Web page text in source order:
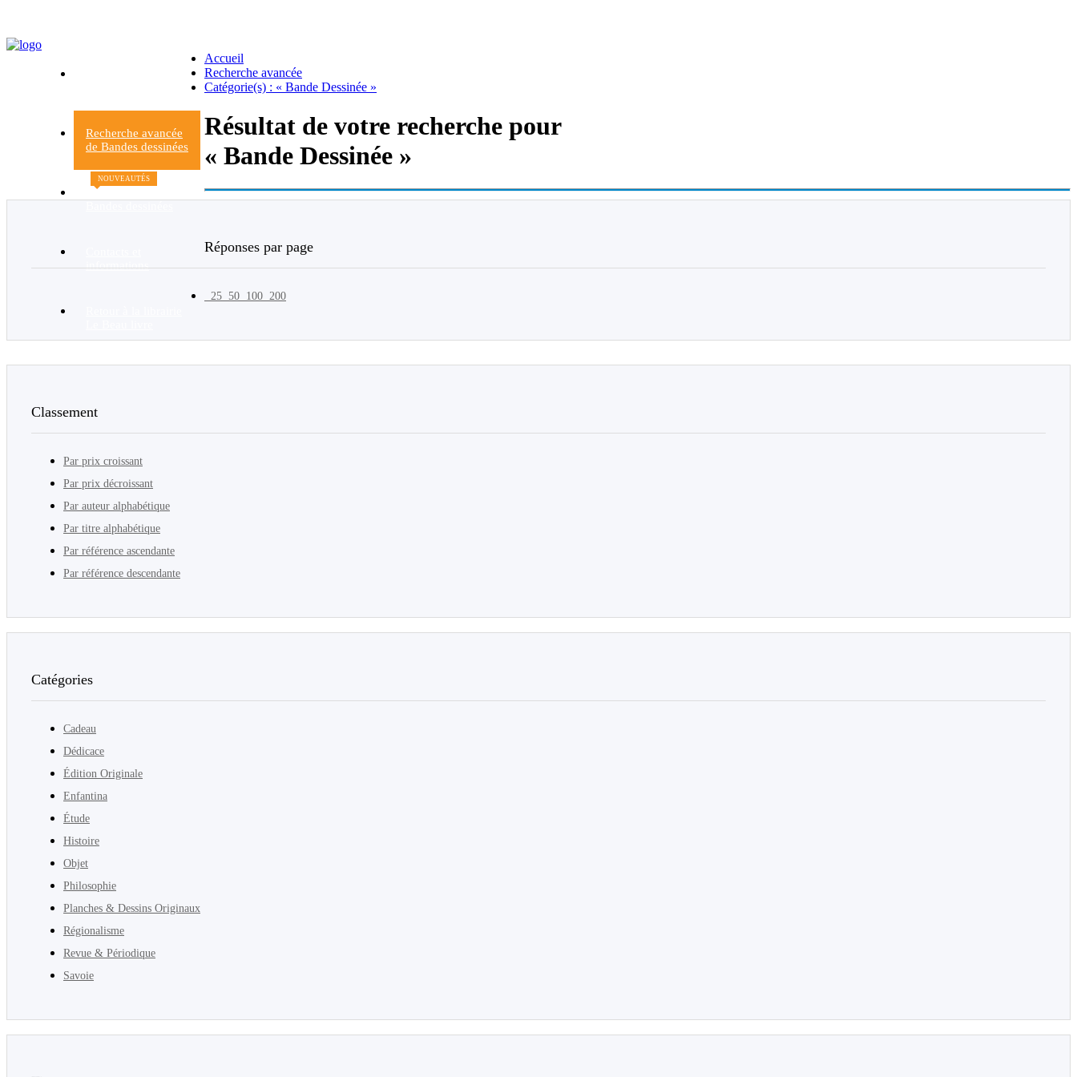
Recherche avancée
de Bandes dessinées
Nouvelles
NOUVEAUTÉS
informations
Accueil
Recherche avancée
Catégorie(s) : « Bande Dessinée »
Résultat de votre recherche pour
« Bande Dessinée »
Réponses par page
25 50 100 200
Classement
Par prix croissant
Par prix décroissant
Par auteur alphabétique
Par titre alphabétique
Par référence ascendante
Par référence descendante
Catégories
Cadeau
Dédicace
Édition Originale
Enfantina
Étude
Histoire
Objet
Philosophie
Planches & Dessins Originaux
Régionalisme
Revue & Périodique
Savoie